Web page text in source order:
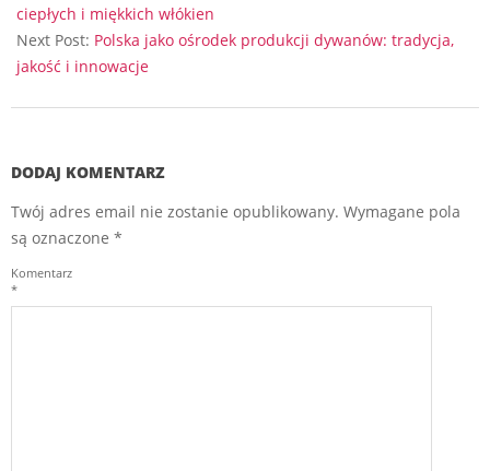
01
ciepłych i miękkich włókien
Next Post: Polska jako ośrodek produkcji dywanów: tradycja,
jakość i innowacje
DODAJ KOMENTARZ
Twój adres email nie zostanie opublikowany. Wymagane pola
są oznaczone *
Komentarz
*